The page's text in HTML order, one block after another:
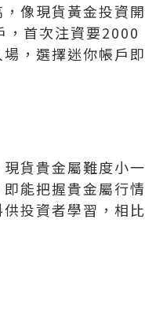
像現貨黃金投資開
，首次注資要2000
，選擇迷你帳戶即
貨貴金屬難度小一
能把握貴金屬行情
投資者學習，相比